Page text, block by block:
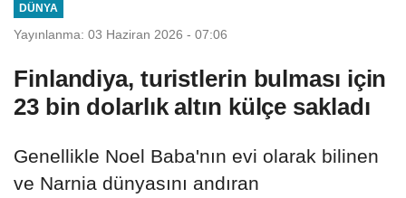
DÜNYA
Yayınlanma: 03 Haziran 2026 - 07:06
Finlandiya, turistlerin bulması için
23 bin dolarlık altın külçe sakladı
Genellikle Noel Baba'nın evi olarak bilinen
ve Narnia dünyasını andıran